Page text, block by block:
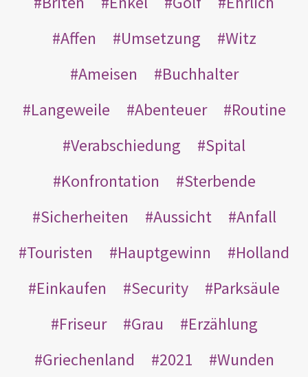
Affen
Umsetzung
Witz
Ameisen
Buchhalter
Langeweile
Abenteuer
Routine
Verabschiedung
Spital
Konfrontation
Sterbende
Sicherheiten
Aussicht
Anfall
Touristen
Hauptgewinn
Holland
Einkaufen
Security
Parksäule
Friseur
Grau
Erzählung
Griechenland
2021 Wunden